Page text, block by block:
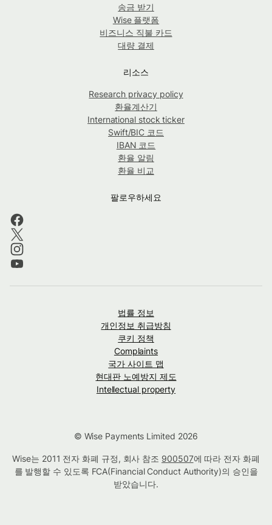
송금 받기
Wise 플랫폼
비즈니스 직불 카드
대량 결제
리소스
Research privacy policy
환율계산기
International stock ticker
Swift/BIC 코드
IBAN 코드
환율 알림
환율 비교
팔로우하세요
법률 정보
개인정보 취급방침
쿠키 정책
Complaints
국가 사이트 맵
현대판 노예방지 제도
Intellectual property
© Wise Payments Limited 2026
Wise는 2011 전자 화폐 규정, 회사 참조 900507에 따라 전자 화폐
를 발행할 수 있도록 FCA(Financial Conduct Authority)의 승인을
받았습니다.